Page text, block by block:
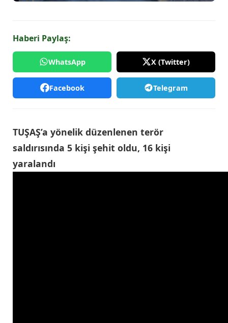
Haberi Paylaş:
WhatsApp X (Twitter)
Facebook Telegram
TUŞAŞ’a yönelik düzenlenen terör
saldırısında 5 kişi şehit oldu, 16 kişi
yaralandı